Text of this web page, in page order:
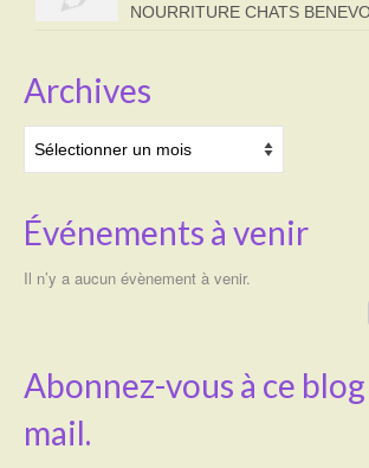
NOURRITURE CHATS
Archives
Événements à venir
Il n’y a aucun évènement à venir.
Abonnez-vous à ce
mail.